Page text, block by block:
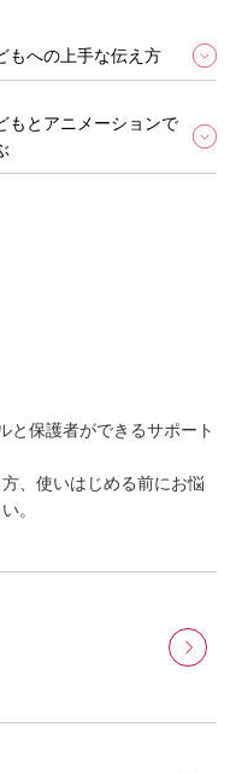
もへの上手な伝え方
もとアニメーションで
と保護者ができるサポート
、使いはじめる前にお悩
。